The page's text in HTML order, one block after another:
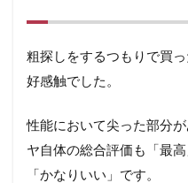
粗探しをするつもりで買
好感触でした。
性能において尖った部分
ヤ自体の総合評価も「最
「かなりいい」です。